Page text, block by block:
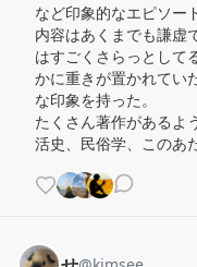
など印象的なエピソー
内容はあくまでも謙虚
はすごくさらっとして
かに重きが置かれてい
な印象を持った。
たくさん著作があるよ
活史、民俗学、このあ